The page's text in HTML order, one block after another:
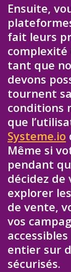
Ensuite,
fait leurs
complexité
tant que
devons
tournent
conditions
que
Systeme.io
Même si
pendant
décidez de
explorer
de vente,
vos
entier sur
sécurisés.